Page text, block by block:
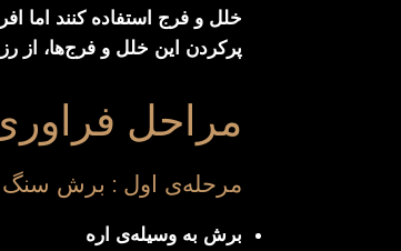
خلل و فرج استفاده کنند اما
پرکردن این خلل و فرج‌ها، از
مراحل
مرحله‌ی اول : برش سنگ
برش به وسیله‌ی اره